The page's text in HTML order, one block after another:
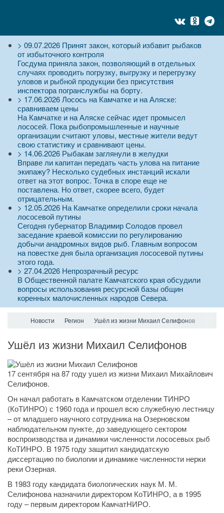
> 09.07.2026 Принят закон, который избавит рыбаков
от избыточного контроля
Госдума приняла закон, позволяющий в отдельных
случаях проводить погрузку, выгрузку и перегрузку
уловов и рыбной продукции без присутствия
инспектора погранслужбы на борту.
> 17.06.2026Лосось на Камчатке и на Аляске:
сравниваем цены
На Камчатке и на Аляске сейчас идет промысел
лососей. Пока рыбопромышленные и научные
организации считают уловы, местные жители ведут
свою статистику и сравнивают цены.
> 14.06.2026 Рыбакам заглянули в желудки
Вправе ли капитан передать часть улова на питание
экипажу? Несколько судебных инстанций искали
ответ на этот вопрос. Точка в споре еще не
поставлена. Но ответ, скорее всего, будет
отрицательным.
> 12.05.2026 На Камчатке определили сроки начала
лососевой путины
Сегодня губернатор Владимир Солодов провел
заседание краевой комиссии по регулированию
добычи анадромных видов рыб. Главным вопросом
на повестке дня была организация лососевой путины
этого года.
> 27.04.2026 Непрозрачный ресурс
В Общественной палате Камчатского края обсудили
вопросы использования ресурсной базы общин
коренных малочисленных народов Севера.
Новости Регион Ушёл из жизни Михаил Селифонов
Ушёл из жизни Михаил Селифонов
17 сентября на 87 году ушел из жизни Михаил Михайлович
Селифонов.
Он начал работать в Камчатском отделении ТИНРО
(КоТИНРО) с 1960 года и прошел всю служебную лестницу
– от младшего научного сотрудника на Озерновском
наблюдательном пункте, до заведующего сектором
воспроизводства и динамики численности лососевых рыб
КоТИНРО. В 1975 году защитил кандидатскую
диссертацию по биологии и динамике численности нерки
реки Озерная.
В 1983 году кандидата биологических наук М. М.
Селифонова назначили директором КоТИНРО, а в 1995
году – первым директором КамчатНИРО.